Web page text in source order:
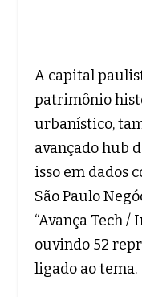
A capital
patrimônio
urbanístico,
avançado hub
isso em dados
São Paulo
“Avança Tech
ouvindo 52
ligado ao tema.